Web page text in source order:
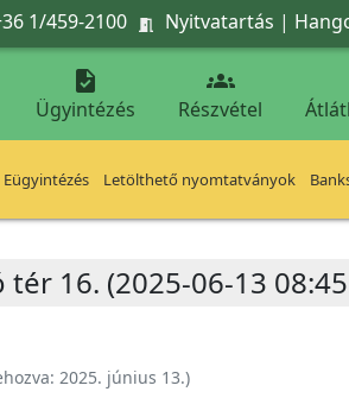
1/459-2100  Nyitvatartás |

Ügyintézés

Részvétel
Eügyintézés Letölthető nyomtatványok
tér 16. (2025-06-13
2025. június 13.)